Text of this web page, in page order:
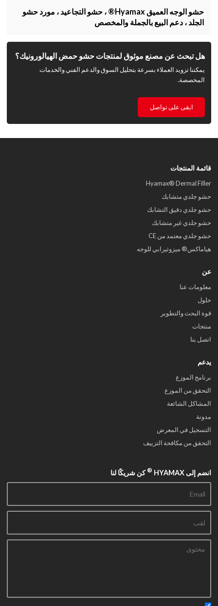
حشو الوجه العميق Hyamax® ، حشو التجاعيد ، مورد حشو
الجلد ، دعم البيع بالجملة والمخصص
هل تبحث عن مصنع موثوق لمنتجات حشو حمض الهيالورونيك؟
يمكننا تزويد العملاء بسرعة بتحليل السوق والدعم الفني والخدمات
المخصصة.
ابقى على تواصل
قائمة المنتجات
Hyamax® Dermal Filler
حشو جلدي متشابك
حشو جلدي دقيق التشابك
حشو جلدي غير متشابك
حشو جلدي معتمد من CE
هياماكس® ميزوثيرابي للوجه
عن
معلومات عنا
حلول
قوة البحث والتطوير
منتجات
اتصل بنا
يدعم
برنامج الموزع
التحقق من الموزع
المشاكل الشائعة
مدونة
التسجيل في المعرض
التحقق من مكافحة التزييف
انضم إلى HYAMAX ® كن شريكًا لنا